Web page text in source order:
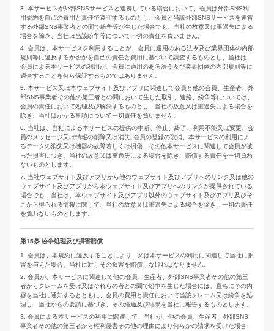
3. 本サービスが外部SNSサービスと連携している場合において、会員は外部SNS利
用規約を自己の費用と責任で遵守するものとし、会員と当該外部SNSサービスを運営
する外部SNS事業者との間で紛争等が生じた場合でも、当社の故意又は重過失による
場合を除き、当社は当該紛争等について一切の責任を負いません。
4. 会員は、本サービスを利用することが、会員に適用のある法令及び業界団体の内部
規則等に違反するか否かを自己の責任と費用に基づいて調査するものとし、当社は、
会員による本サービスの利用が、会員に適用のある法令及び業界団体の内部規則等に
適合することを何ら保証するものではありません。
5. 本サービス又は本ウェブサイト及びアプリに関連して会員と他の会員、生産者、外
部SNS事業者その他の第三者との間において生じた取引、連絡、紛争等については、
会員の責任において処理及び解決するものとし、当社の故意又は重過失による場合を
除き、当社はかかる事項について一切責任を負いません。
6. 当社は、当社による本サービスの提供の中断、停止、終了、利用不能又は変更、会
員のメッセージ又は情報の削除又は消失､会員の登録の取消、本サービスの利用によ
るデータの消失又は機器の故障若しくは損傷、その他本サービスに関連して会員が被
った損害につき、当社の故意又は重過失による場合を除き、賠償する責任を一切負わ
ないものとします。
7. 当社ウェブサイト及びアプリから他のウェブサイト及びアプリへのリンク又は他の
ウェブサイト及びアプリから本ウェブサイト及びアプリへのリンクが提供されている
場合でも、当社は、本ウェブサイト及びアプリ以外のウェブサイト及びアプリ及びそ
こから得られる情報に関して、当社の故意又は重過失による場合を除き、一切の責任
を負わないものとします。
第15条 紛争処理及び損害賠償
1. 会員は、本規約に違反することにより、又は本サービスの利用に関連して当社に損
害を与えた場合、当社に対しその損害を賠償しなければなりません。
2. 会員が、本サービスに関連して他の会員、生産者、外部SNS事業者その他の第三
者からクレームを受け又はそれらの者との間で紛争を生じた場合には、直ちにその内
容を当社に通知するとともに、会員の費用と責任において当該クレーム又は紛争を処
理し、当社からの要請に基づき、その経過及び結果を当社に報告するものとします。
3. 会員による本サービスの利用に関連して、当社が、他の会員、生産者、外部SNS
事業者その他の第三者から権利侵害その他の理由により何らかの請求を受けた場合